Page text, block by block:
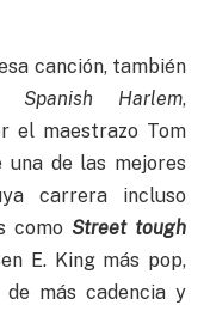
canción, también
Spanish Harlem,
el maestrazo Tom
una de las mejores
carrera incluso
como Street tough
E. King más pop,
más cadencia y